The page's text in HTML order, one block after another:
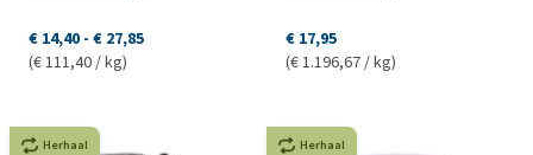
€ 14,40 - € 27,85
(€ 111,40 / kg)
€ 17,95
(€ 1.196,67 / kg)
Herhaal Herhaal